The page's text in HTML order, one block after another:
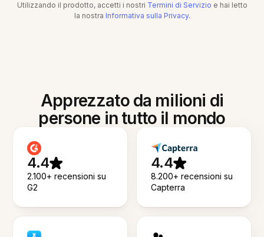
Utilizzando il prodotto, accetti i nostri Termini di Servizio e hai letto
la nostra Informativa sulla Privacy.
Apprezzato da milioni di
persone in tutto il mondo
4.4
2.100+ recensioni su
G2
4.4
8.200+ recensioni su
Capterra